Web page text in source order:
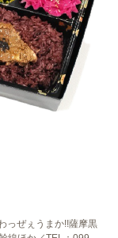
っぜぇうまか!!薩摩黒